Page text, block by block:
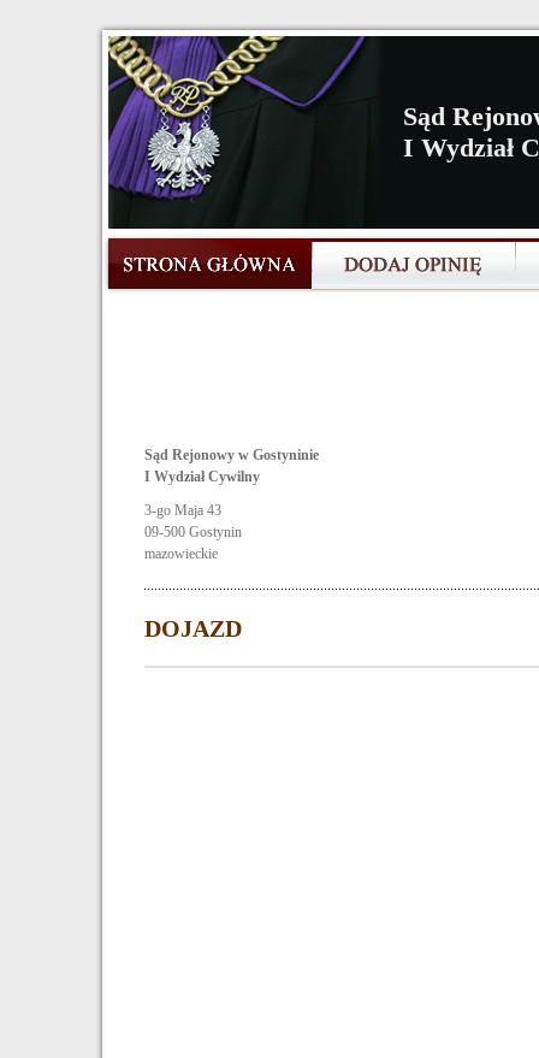
Sąd
I Wydział
Sąd Rejonowy w Gostyninie
I Wydział Cywilny
3-go Maja 43
09-500 Gostynin
mazowieckie
DOJAZD